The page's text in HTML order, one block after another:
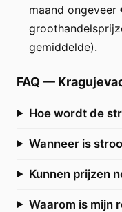
maand
gemiddelde).
FAQ —
Hoe wordt de
Wanneer is
Kunnen prijzen
Waarom is mijn